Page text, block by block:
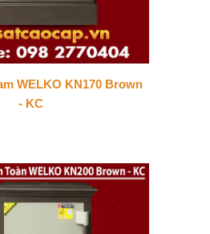
WELKO KN170 Brown
- KC